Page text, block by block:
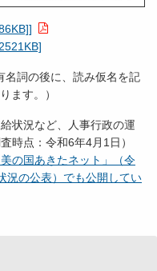
]
名詞の後に、読み仮名を記
ます。）
状況など、人事行政の運
時点：令和6年4月1日）
の国あきたネット」（令
況の公表）でも公開してい